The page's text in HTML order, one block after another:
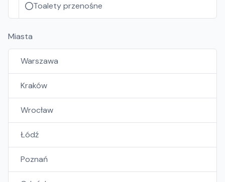
Toalety przenośne
Miasta
Warszawa
Kraków
Wrocław
Łódź
Poznań